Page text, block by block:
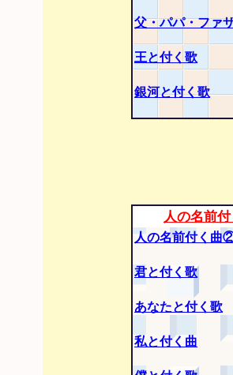
父・パパ・ファ
王と付く歌
銀河と付く歌
人の名前
人の名前付く曲
君と付く歌
あなたと付く歌
私と付く曲